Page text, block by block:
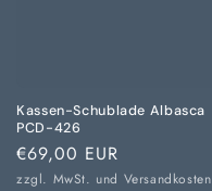
Kassen-Schublade Albasca
PCD-426
Normaler
Preis
€69,00 EUR
zzgl. MwSt. und Versandkosten